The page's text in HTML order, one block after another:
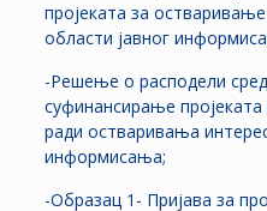
пројеката за
области јавног
-Решење о расподели
суфинансирање
ради остваривања
информисања;
-Образац 1- Пријава за